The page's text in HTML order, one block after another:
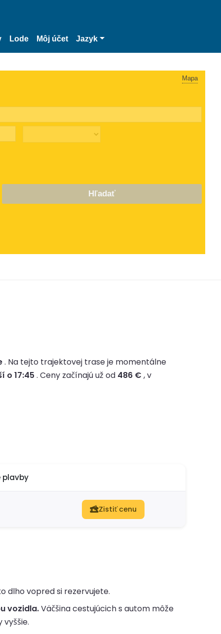
Lode Môj účet Jazyk
Mapa
Hľadať
. Na tejto trajektovej trase je momentálne
o 17:45 . Ceny začínajú už od 486 € , v
plavby
Zistiť cenu
dlho vopred si rezervujete.
vozidla.Väčšina cestujúcich s autom môže
vyššie.